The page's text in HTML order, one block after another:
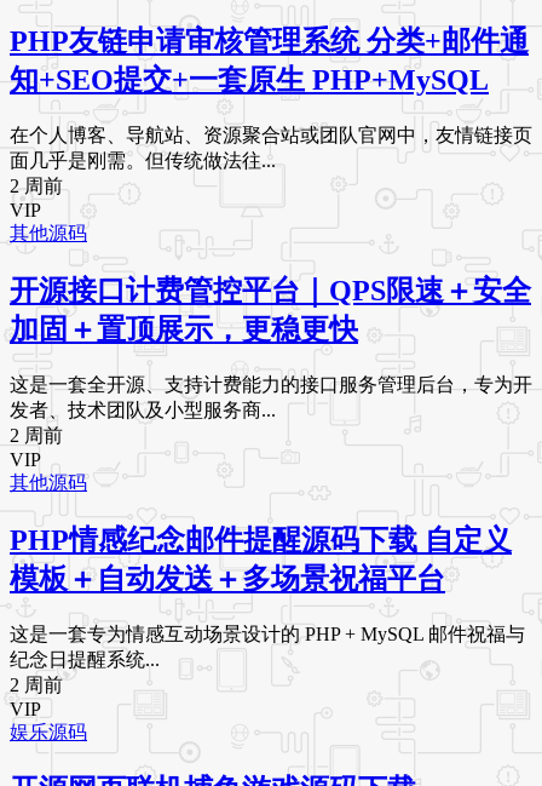
PHP友链申请审核管理系统 分类+邮件通
知+SEO提交+一套原生 PHP+MySQL
在个人博客、导航站、资源聚合站或团队官网中，友情链接页
面几乎是刚需。但传统做法往...
2 周前
VIP
其他源码
开源接口计费管控平台｜QPS限速＋安全
加固＋置顶展示，更稳更快
这是一套全开源、支持计费能力的接口服务管理后台，专为开
发者、技术团队及小型服务商...
2 周前
VIP
其他源码
PHP情感纪念邮件提醒源码下载 自定义
模板＋自动发送＋多场景祝福平台
这是一套专为情感互动场景设计的 PHP + MySQL 邮件祝福与
纪念日提醒系统...
2 周前
VIP
娱乐源码